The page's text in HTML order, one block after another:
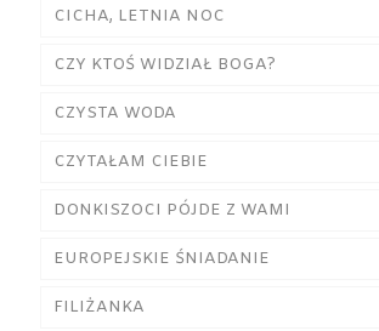
CICHA, LETNIA NOC
CZY KTOŚ WIDZIAŁ BOGA?
CZYSTA WODA
CZYTAŁAM CIEBIE
DONKISZOCI PÓJDE Z WAMI
EUROPEJSKIE ŚNIADANIE
FILIŻANKA